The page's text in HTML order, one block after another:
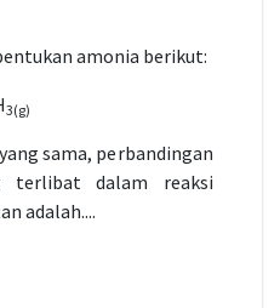
amonia berikut:
3(g)
sama, perbandingan
terlibat dalam reaksi
adalah....